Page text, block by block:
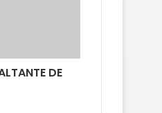
DE